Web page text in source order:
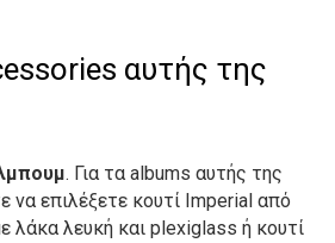
αυτής της
. Για τα albums αυτής της
να επιλέξετε κουτί Imperial από
λάκα λευκή και plexiglass ή κουτί